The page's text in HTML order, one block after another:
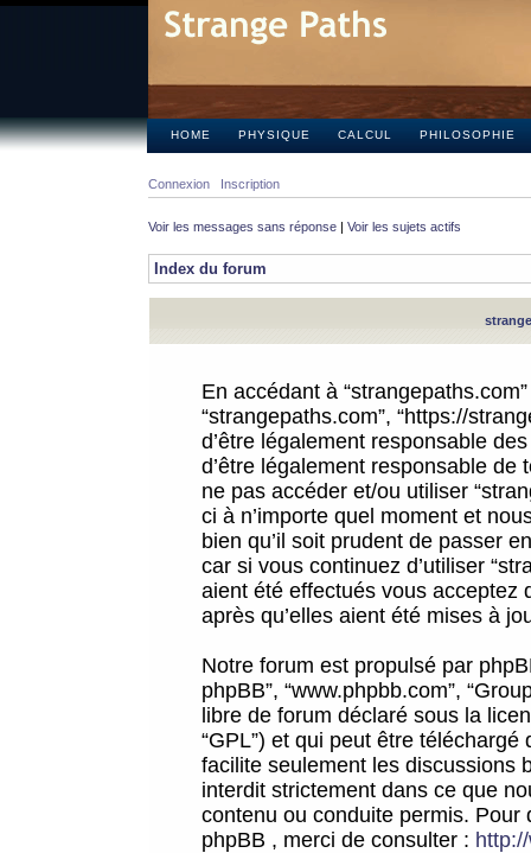
HOME PHYSIQUE CALCUL PHILOSOPHIE
Connexion Inscription
Voir les messages sans réponse | Voir les sujets actifs
Index du forum
En accédant à
“strangepaths.com”, “https://
d’être légalement responsable
d’être légalement responsable
ne pas accéder et/ou utiliser
ci à n’importe quel moment et
bien qu’il soit prudent de passer
car si vous continuez d’utiliser
aient été effectués vous acceptez
après qu’elles aient été mises à
Notre forum est propulsé par
phpBB”, “www.phpbb.com”,
libre de forum déclaré sous la
“GPL”) et qui peut être téléchargé
facilite seulement les discussions
interdit strictement dans ce que
contenu ou conduite permis.
phpBB , merci de consulter :